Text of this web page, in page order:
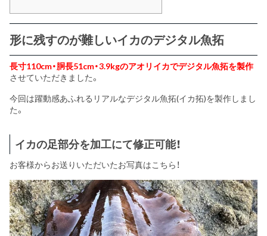
形に残すのが難しいイカのデジタル魚拓
長寸110cm・胴長51cm・3.9kgのアオリイカでデジタル魚拓を製作
させていただきました。
今回は躍動感あふれるリアルなデジタル魚拓(イカ拓)を製作しまし
た。
イカの足部分を加工にて修正可能！
お客様からお送りいただいたお写真はこちら！